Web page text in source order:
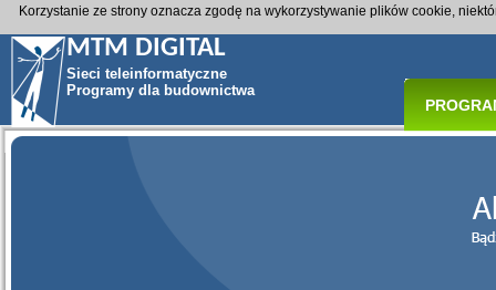
MTM DIGITAL
Sieci teleinformatyczne
Programy dla budownictwa
Korzystanie ze strony oznacza zgodę na wykorzystywanie plików cookie,